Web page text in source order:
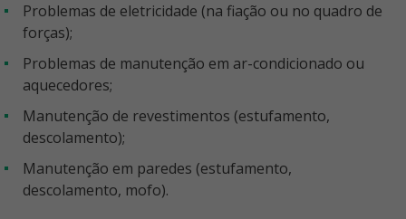
Problemas de eletricidade (na fiação ou no quadro de
forças);
Problemas de manutenção em ar-condicionado ou
aquecedores;
Manutenção de revestimentos (estufamento,
descolamento);
Manutenção em paredes (estufamento,
descolamento, mofo).